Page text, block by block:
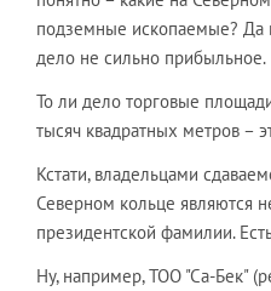
подземные ископаемые? Да
дело не сильно прибыльное.
То ли дело торговые
тысяч квадратных метров –
Кстати, владельцами
Северном кольце являются
президентской фамилии.
Ну, например, ТОО "Са-Бек"